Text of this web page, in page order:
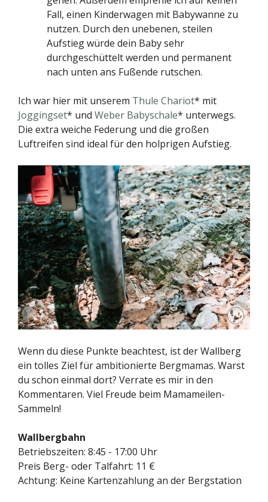
Fall, einen Kinderwagen mit Babywanne zu
nutzen. Durch den unebenen, steilen
Aufstieg würde dein Baby sehr
durchgeschüttelt werden und permanent
nach unten ans Fußende rutschen.
Ich war hier mit unserem Thule Chariot* mit
Joggingset* und Weber Babyschale* unterwegs.
Die extra weiche Federung und die großen
Luftreifen sind ideal für den holprigen Aufstieg.
Wenn du diese Punkte beachtest, ist der Wallberg
ein tolles Ziel für ambitionierte Bergmamas. Warst
du schon einmal dort? Verrate es mir in den
Kommentaren. Viel Freude beim Mamameilen-
Sammeln!
Wallbergbahn
Betriebszeiten: 8:45 - 17:00 Uhr
Preis Berg- oder Talfahrt: 11 €
Achtung: Keine Kartenzahlung an der Bergstation